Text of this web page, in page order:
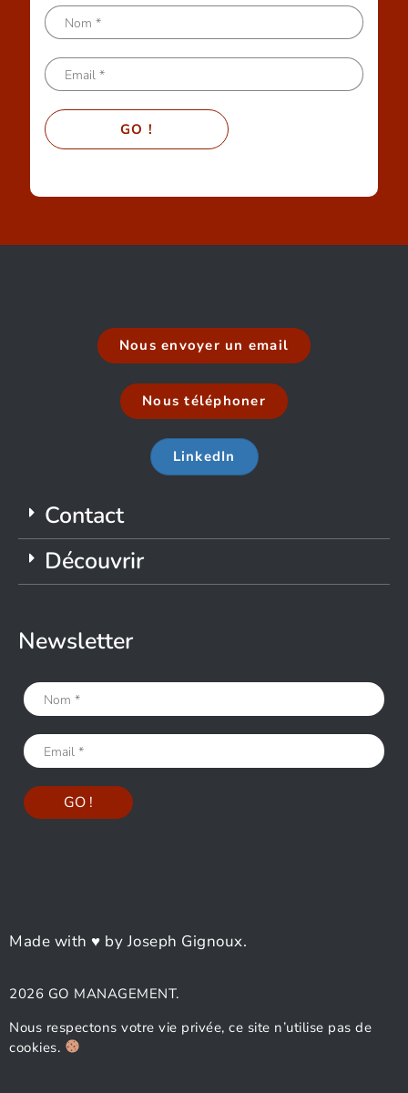
Nous envoyer un email
Nous téléphoner
LinkedIn
Contact
Découvrir
Newsletter
Made with ♥ by Joseph Gignoux.
2026 GO MANAGEMENT.
Nous respectons votre vie privée, ce site n’utilise pas de
cookies.